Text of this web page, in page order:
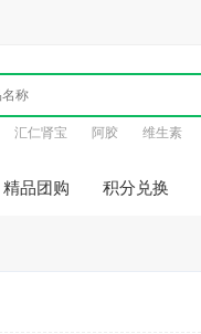
汇仁肾宝 阿胶 维生素
精品团购 积分兑换